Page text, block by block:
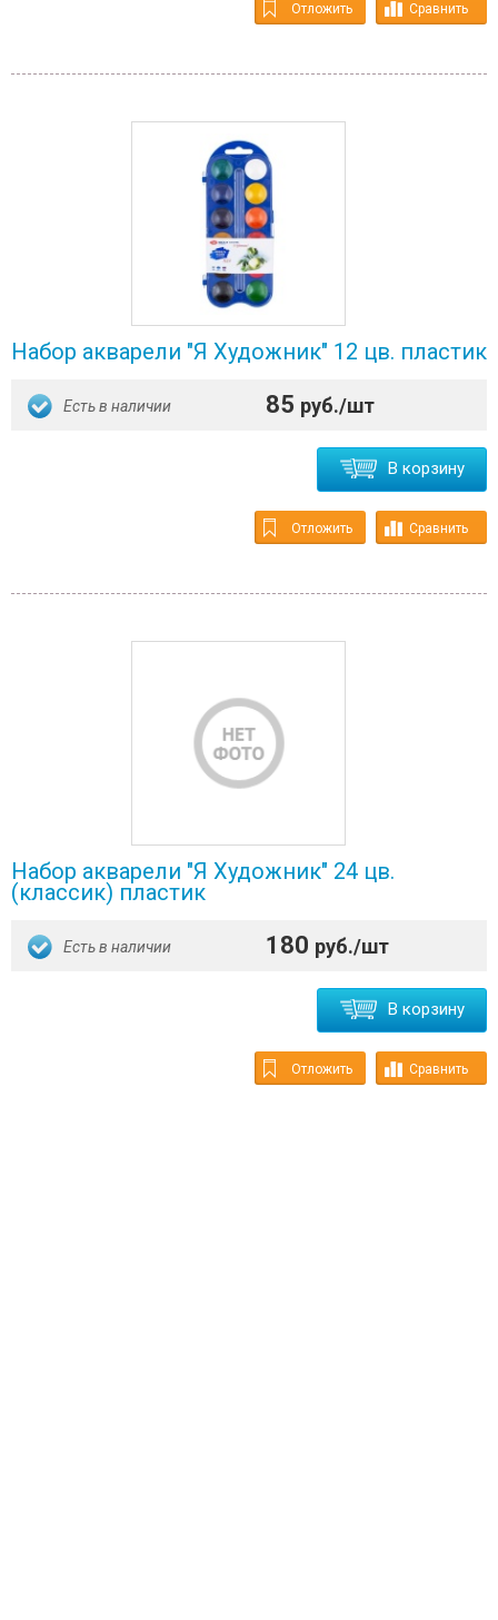
Отложить Сравнить
Набор акварели "Я Художник" 12 цв. пластик
Есть в наличии 85 руб./шт
В корзину
Отложить Сравнить
Набор акварели "Я Художник" 24 цв.
(классик) пластик
Есть в наличии 180 руб./шт
В корзину
Отложить Сравнить